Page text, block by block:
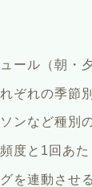
ール（朝・
ぞれの季節
ンなど種別
度と1回あた
を連動させ